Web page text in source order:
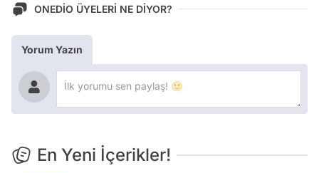
ONEDİO ÜYELERİ NE DİYOR?
Yorum Yazın
En Yeni İçerikler!